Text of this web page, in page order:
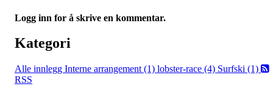
Logg inn for å skrive en kommentar.
Kategori
Alle innlegg Interne arrangement (1) lobster-race (4) Surfski (1)
RSS